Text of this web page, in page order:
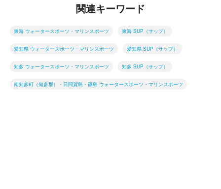
関連キーワード
東海 ウォータースポーツ・マリンスポーツ 東海 SUP（サップ）
愛知県 ウォータースポーツ・マリンスポーツ 愛知県 SUP（サップ）
知多 ウォータースポーツ・マリンスポーツ 知多 SUP（サップ）
南知多町（知多郡）・日間賀島・篠島 ウォータースポーツ・マリンスポーツ